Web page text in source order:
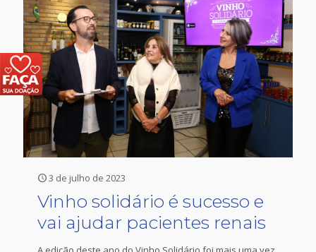
3 de julho de 2023
Vinho solidário é sucesso e
vai ajudar pacientes renais